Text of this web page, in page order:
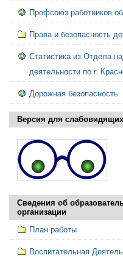
Профсоюз работников
Права и безопасность
Статистика из Отдела
деятельности по г.
Дорожная безопасность
Версия для слабовидящих
Сведения об
организации
План работы
Воспитательная